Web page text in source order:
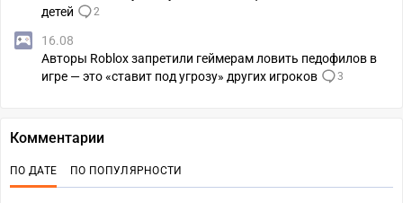
детей
2
16.08
Авторы Roblox запретили геймерам ловить педофилов в
игре — это «ставит под угрозу» других игроков
3
Комментарии
ПО ДАТЕ ПО ПОПУЛЯРНОСТИ